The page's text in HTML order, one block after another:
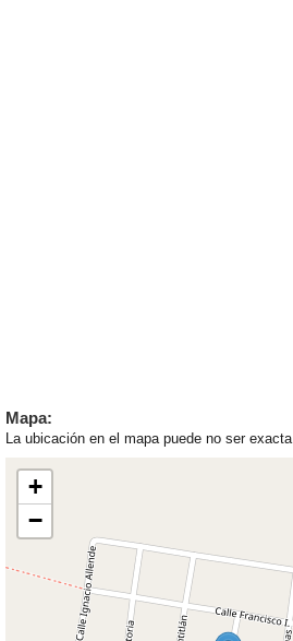
Mapa:
La ubicación en el mapa puede no ser exacta
+
−